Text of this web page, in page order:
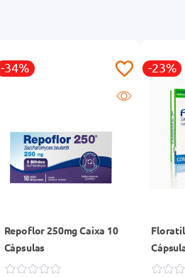
-34%
Repoflor 250mg Caixa 10
Cápsulas
-23%
Floratil